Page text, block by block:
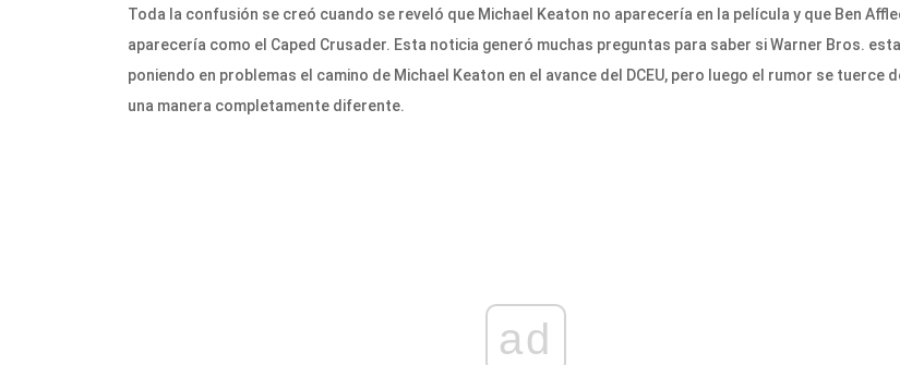
Toda la confusión se creó cuando se reveló que Michael Keaton no aparecería en la película y que Ben
aparecería como el Caped Crusader. Esta noticia generó muchas preguntas para saber si Warner Bros.
poniendo en problemas el camino de Michael Keaton en el avance del DCEU, pero luego el rumor se tuerce
una manera completamente diferente.
ad